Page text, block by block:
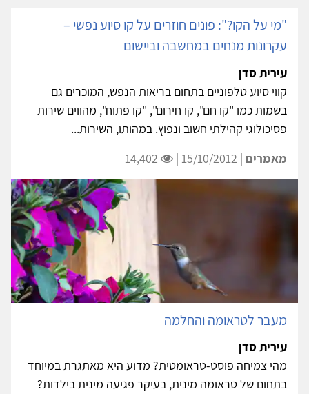
"מי על הקו?": פונים חוזרים על קו סיוע נפשי –
עקרונות מנחים במחשבה וביישום
עירית סדן
קווי סיוע טלפוניים בתחום בריאות הנפש, המוכרים גם
בשמות כמו "קו חם", קו חירום", "קו פתוח", מהווים שירות
פסיכולוגי קהילתי חשוב ונפוץ. במהותו, השירות...
מאמרים | 15/10/2012 |
מעבר לטראומה והחלמה
עירית סדן
מהי צמיחה פוסט-טראומטית? מדוע היא מאתגרת במיוחד
בתחום של טראומה מינית, בעיקר פגיעה מינית בילדות?